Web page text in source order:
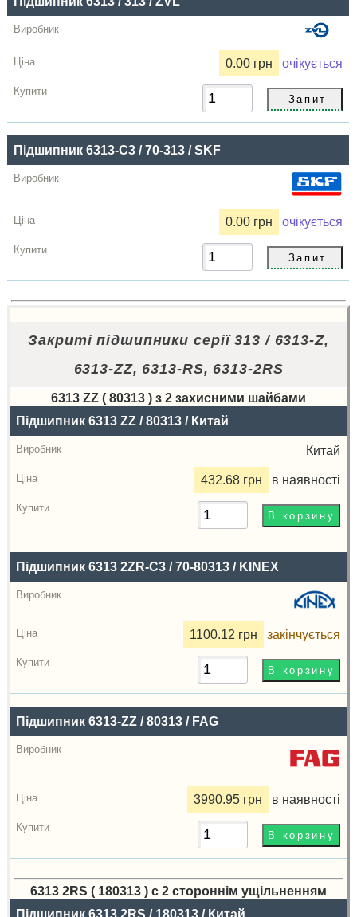
0.00 грн очікується
Підшипник 6313-C3 / 70-313 / SKF
0.00 грн очікується
Закриті підшипники серії 313 / 6313-Z,
6313-ZZ, 6313-RS, 6313-2RS
6313 ZZ ( 80313 ) з 2 захисними шайбами
Назва
Виробник
Радіальний
грн
Купити
Підшипник 6313 ZZ / 80313 / Китай
Китай
432.68 грн в наявності
Підшипник 6313 2ZR-C3 / 70-80313 / KINEX
1100.12 грн закінчується
Підшипник 6313-ZZ / 80313 / FAG
3990.95 грн в наявності
6313 2RS ( 180313 ) с 2 стороннім ущільненням
Назва
Підшипник 6313 2RS / 180313 / Китай